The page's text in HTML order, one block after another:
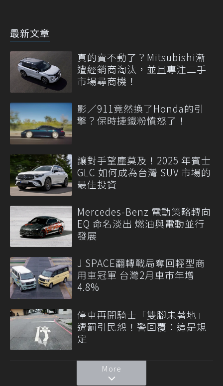
最新文章
真的賣不動了？Mitsubishi漸
遭經銷商淘汰，並且專注二手
市場尋商機！
影／911竟然換了Honda的引
擎？保時捷鐵粉憤怒了！
讓對手望塵莫及！2025 年賓士
GLC 如何成為台灣 SUV 市場的
最佳投資
Mercedes-Benz 電動策略轉向
EQ 命名淡出 燃油與電動並行
發展
J SPACE翻轉戰局奪回輕型商
用車冠軍 台灣2月車市年增
4.8%
停車再開騎士「雙腳未著地」
遭罰引民怨！警回覆：這是規
定
More